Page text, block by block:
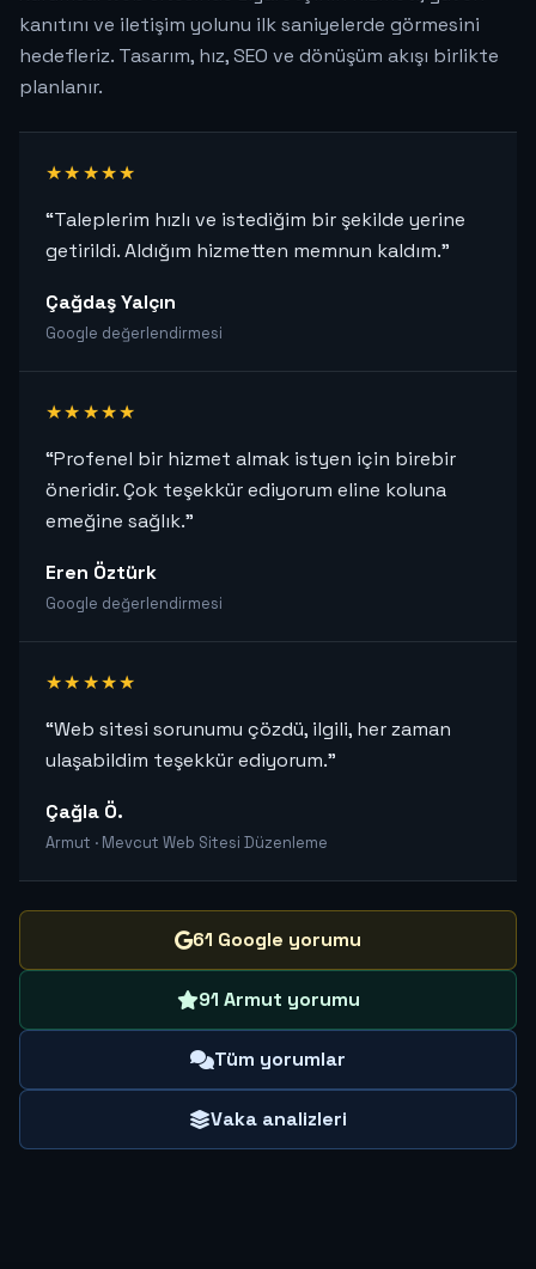
kanıtını ve iletişim yolunu ilk saniyelerde görmesini
hedefleriz. Tasarım, hız, SEO ve dönüşüm akışı birlikte
planlanır.
★★★★★
“Taleplerim hızlı ve istediğim bir şekilde yerine
getirildi. Aldığım hizmetten memnun kaldım.”
Çağdaş Yalçın
Google değerlendirmesi
★★★★★
“Profenel bir hizmet almak istyen için birebir
öneridir. Çok teşekkür ediyorum eline koluna
emeğine sağlık.”
Eren Öztürk
Google değerlendirmesi
★★★★★
“Web sitesi sorunumu çözdü, ilgili, her zaman
ulaşabildim teşekkür ediyorum.”
Çağla Ö.
Armut · Mevcut Web Sitesi Düzenleme
61 Google yorumu
91 Armut yorumu
Tüm yorumlar
Vaka analizleri